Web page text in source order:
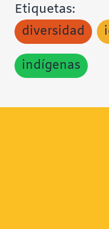
Etiquetas:
diversidad
indígenas